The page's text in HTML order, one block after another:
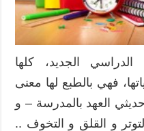
الجديد، كلها
فهي بالطبع لها معنى
العهد بالمدرسة – و
و القلق و التخوف ..